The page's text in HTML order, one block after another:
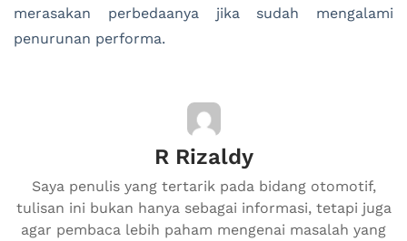
merasakan perbedaanya jika sudah mengalami
penurunan performa.
R Rizaldy
Saya penulis yang tertarik pada bidang otomotif,
tulisan ini bukan hanya sebagai informasi, tetapi juga
agar pembaca lebih paham mengenai masalah yang